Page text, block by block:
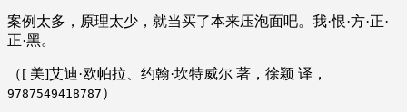
案例太多，原理太少，就当买了本来压泡面吧。我·恨·方·正·
正·黑。
（[ 美]艾迪·欧帕拉、约翰·坎特威尔 著，徐颖 译，
9787549418787 ）